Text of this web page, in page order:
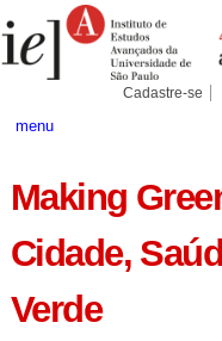
para
conteúdo.
Pessoais
Cadastre-se
menu
Making
Cidade,
Verde